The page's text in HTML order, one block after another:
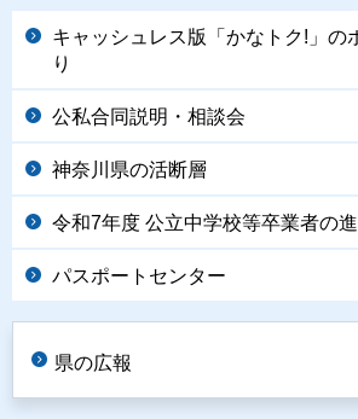
キャッシュレス版「かなトク!」の
り
公私合同説明・相談会
神奈川県の活断層
令和7年度 公立中学校等卒業者の
パスポートセンター
県の広報